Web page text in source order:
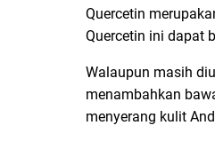
Quercetin
Quercetin ini dapat
Walaupun masih
menambahkan
menyerang kulit